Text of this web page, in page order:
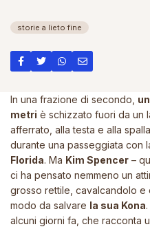
storie a lieto fine
In una frazione di secondo,
metri è schizzato fuori da un
afferrato, alla testa e alla
durante una passeggiata con
Florida. Ma Kim Spencer –
ci ha pensato nemmeno un
grosso rettile, cavalcandolo
modo da salvare la sua Kona
alcuni giorni fa, che racconta